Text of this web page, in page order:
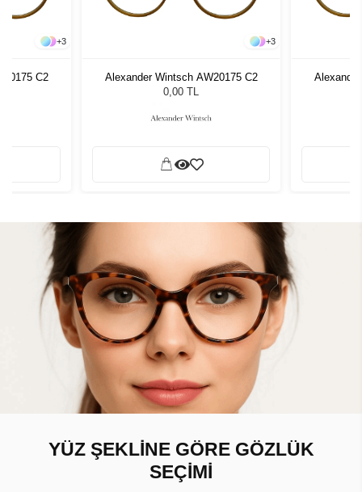
+3
C2
+3
Alexander Wintsch AW20175 C2
0,00 TL
YÜZ ŞEKLİNE GÖRE GÖZLÜK
SEÇİMİ